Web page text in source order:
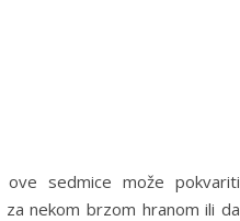
sedmice može pokvariti
nekom brzom hranom ili da